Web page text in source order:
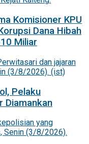
Komisioner KPU
Dana Hibah
Miliar
Pelaku
Diamankan